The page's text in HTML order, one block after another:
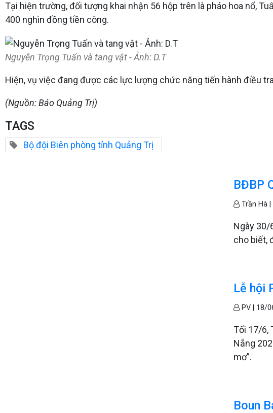
Tại hiện trường, đối tượng khai nhận 56 hộp trên là pháo hoa nổ,
400 nghìn đồng tiền công.
Nguyễn Trọng Tuấn và tang vật - Ảnh: D.T
Hiện, vụ việc đang được các lực lượng chức năng tiến hành điều
(Nguồn: Báo Quảng Trị)
TAGS
Bộ đội Biên phòng tỉnh Quảng Trị
BĐBP
Trần Hà |
Ngày 30/
cho biết,
Lễ hội
PV | 18/
Tối 17/6,
Nẵng
mơ”.
Boun